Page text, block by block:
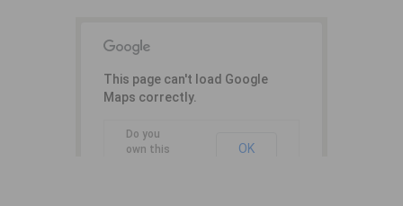
This page can't load Google
Maps correctly.
Do you
own this
OK